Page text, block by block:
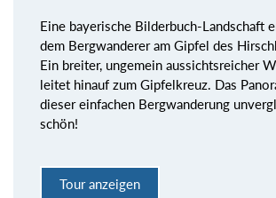
Eine bayerische Bilderbuch-Landschaft
dem Bergwanderer am Gipfel des
Ein breiter, ungemein aussichtsreicher
leitet hinauf zum Gipfelkreuz. Das
dieser einfachen Bergwanderung
schön!
Tour anzeigen